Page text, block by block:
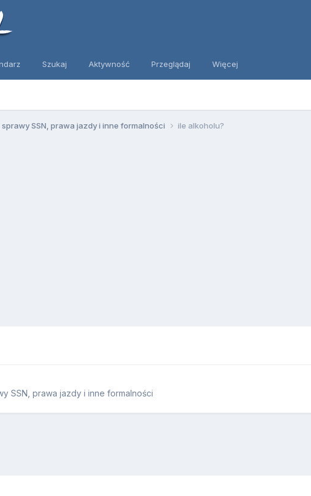
Szukaj Aktywność Przeglądaj Więcej
SSN, prawa jazdy i inne formalności ile alkoholu?
SSN, prawa jazdy i inne formalności